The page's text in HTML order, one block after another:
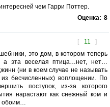
чем Гарри Поттер.
Оценка: 8
[ 11 ]
это дом, в котором теперь
а эта веселая птица…нет, нет…
(ни в коем случае не называть
бесчисленных) воплощении. По
поступок, из-за которого
нарастают как снежный ком и
обоим…